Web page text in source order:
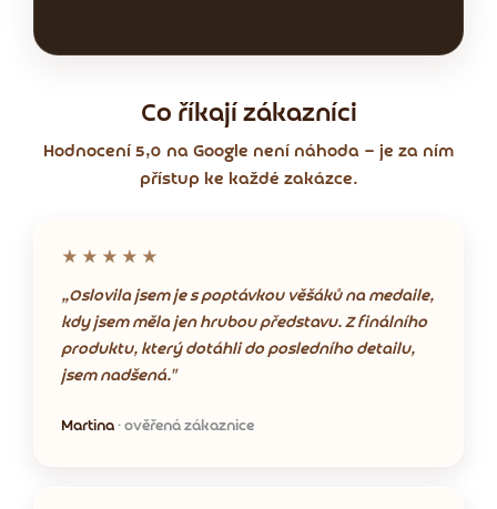
Co říkají zákazníci
Hodnocení 5,0 na Google není náhoda — je za ním
přístup ke každé zakázce.
★★★★★
„Oslovila jsem je s poptávkou věšáků na medaile,
kdy jsem měla jen hrubou představu. Z finálního
produktu, který dotáhli do posledního detailu,
jsem nadšená."
Martina · ověřená zákaznice